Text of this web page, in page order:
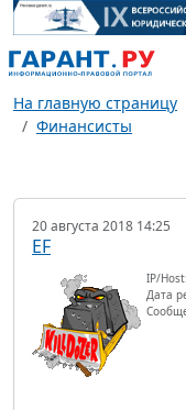
На главную страницу
Финансисты
20 августа 2018 14:25
EF
IP/
Дата